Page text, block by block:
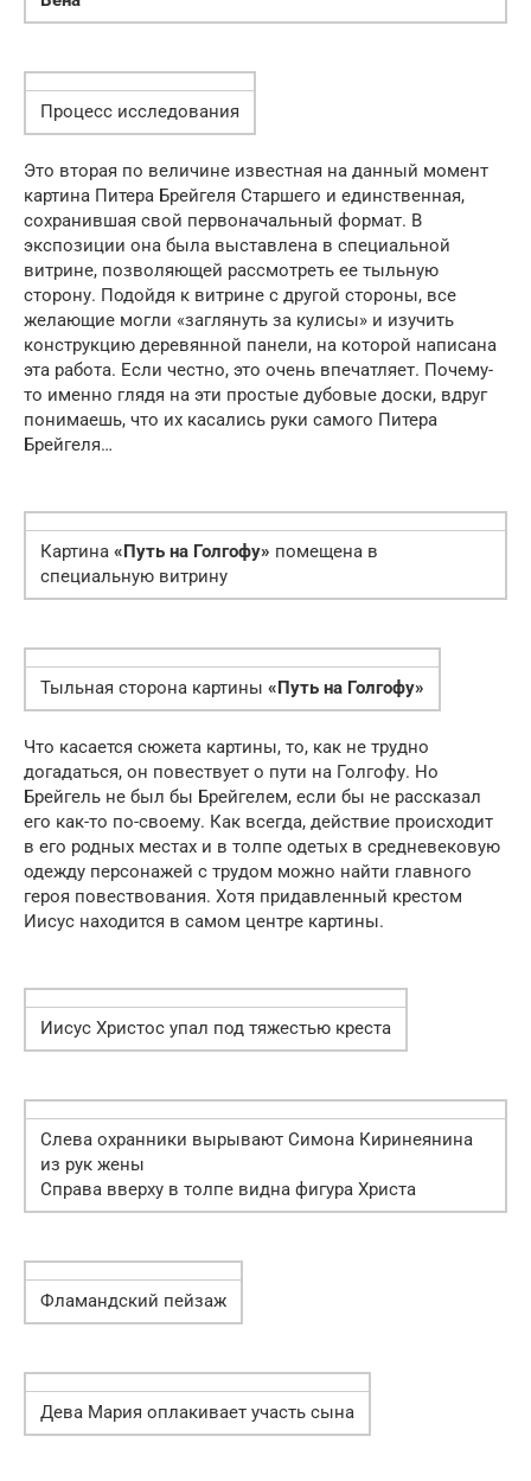
Процесс исследования
Это вторая по величине известная на данный момент
картина Питера Брейгеля Старшего и единственная,
сохранившая свой первоначальный формат. В
экспозиции она была выставлена в специальной
витрине, позволяющей рассмотреть ее тыльную
сторону. Подойдя к витрине с другой стороны, все
желающие могли «заглянуть за кулисы» и изучить
конструкцию деревянной панели, на которой написана
эта работа. Если честно, это очень впечатляет. Почему-
то именно глядя на эти простые дубовые доски, вдруг
понимаешь, что их касались руки самого Питера
Брейгеля…
Картина «Путь на Голгофу» помещена в
специальную витрину
Тыльная сторона картины «Путь на Голгофу»
Что касается сюжета картины, то, как не трудно
догадаться, он повествует о пути на Голгофу. Но
Брейгель не был бы Брейгелем, если бы не рассказал
его как-то по-своему. Как всегда, действие происходит
в его родных местах и в толпе одетых в средневековую
одежду персонажей с трудом можно найти главного
героя повествования. Хотя придавленный крестом
Иисус находится в самом центре картины.
Иисус Христос упал под тяжестью креста
Слева охранники вырывают Симона Киринеянина
из рук жены
Справа вверху в толпе видна фигура Христа
Фламандский пейзаж
Дева Мария оплакивает участь сына